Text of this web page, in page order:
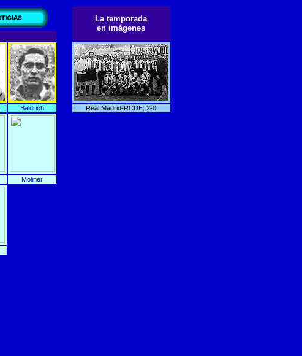
La temporada
en imágenes
Baldrich Real Madrid-RCDE: 2-0
Moliner